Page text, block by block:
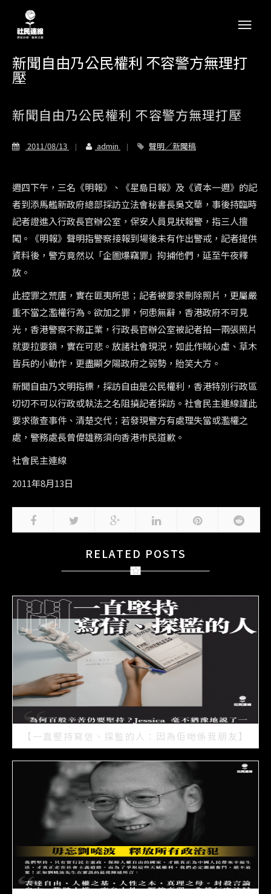
新聞自由乃公民權利 不容警方無理打
壓
新聞自由乃公民權利 不容警方無理打壓
2011/08/13 admin 聲明／新聞稿
週四下午，三名《明報》、《星島日報》及《資本一週》的記
者到添馬艦新政府總部採訪立法會秘書長吳文華，事後持臨時
記者證進入行政長官辦公室，保安人員見狀報警，指三人擅
闖。《明報》聲明指警察接報到場後未有作出警戒，記者提供
資料後，警方竟然以「企圖爆竊罪」拘捕他們，延至午夜釋
放。
此控罪之荒唐，實在匪夷所思；記者被要求刪除照片，更屬嚴
重不當之濫權行為。欲加之罪，何患無辭，香港政府不可見
光，香港警察不務正業，行政長官辦公室被記者拍一兩張照片
就要拉要鎖，實在可悲。放諸社會現況，如此作賊心虛、草木
皆兵的小動作，更盡顯夕陽政府之弱勢，貽笑大方。
新聞自由乃文明指標，採訪自由是公民權利，香港特別行政區
切切不可以行政或執法之名阻撓記者採訪。社會民主連線謹此
要求徹查事件、清楚交代；若發現警方有處理失當或濫權之
處，警務處長曾偉雄務須向香港巿民道歉。
社會民主連線
2011年8月13日
RELATED POSTS
【一直堅持寫信、探監的人：因為佢哋係我朋友】
2021/07/15